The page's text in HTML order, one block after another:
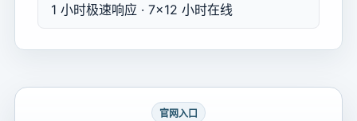
1 小时极速响应 · 7×12 小时在线
官网入口